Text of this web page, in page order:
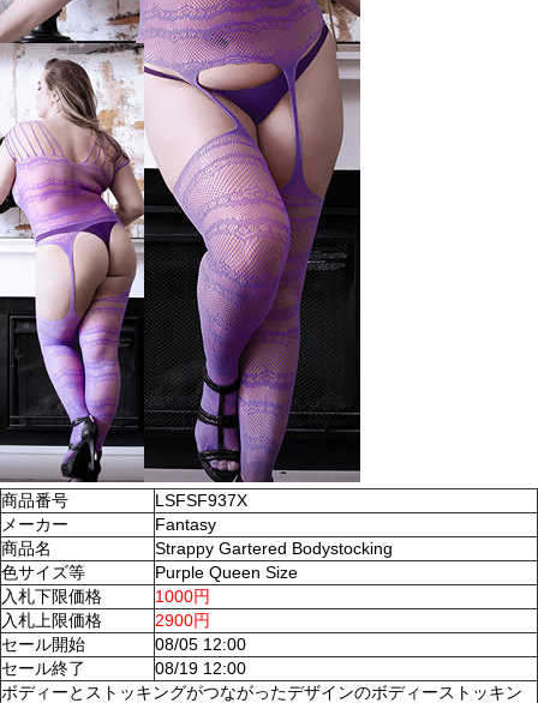
商品番号
LSFSF937X
メーカー
Fantasy
商品名
Strappy Gartered Bodystocking
色サイズ等
Purple Queen Size
入札下限価格
1000円
入札上限価格
2900円
セール開始
08/05 12:00
セール終了
08/19 12:00
ボディーとストッキングがつながったデザインのボディーストッキン